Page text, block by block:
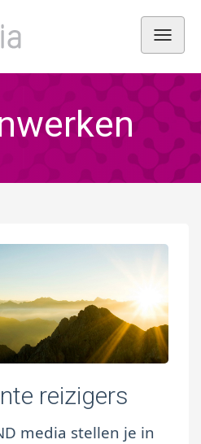
reizigers
media stellen je in